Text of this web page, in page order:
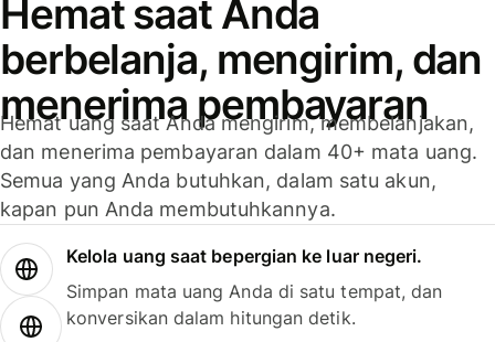
Hemat saat Anda
berbelanja, mengirim, dan
menerima pembayaran
Hemat uang saat Anda mengirim, membelanjakan,
dan menerima pembayaran dalam 40+ mata uang.
Semua yang Anda butuhkan, dalam satu akun,
kapan pun Anda membutuhkannya.
Kelola uang saat bepergian ke luar negeri.
Simpan mata uang Anda di satu tempat, dan
konversikan dalam hitungan detik.